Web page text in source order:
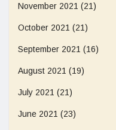
November 2021 (21)
October 2021 (21)
September 2021 (16)
August 2021 (19)
July 2021 (21)
June 2021 (23)